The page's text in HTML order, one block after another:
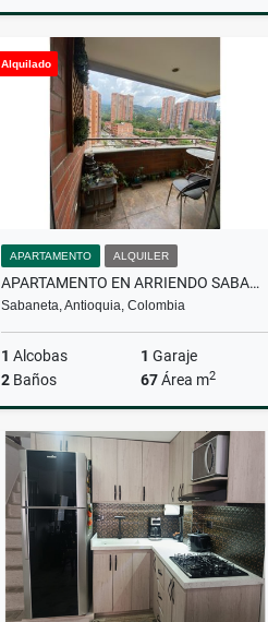
$990.000.000
Alquilado
APARTAMENTO ALQUILER
APARTAMENTO EN ARRIENDO SABANETA
Sabaneta, Antioquia, Colombia
1 Alcobas 1 Garaje
2 Baños 67Área m2
Alquiler